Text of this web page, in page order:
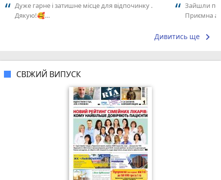
Дуже гарне і затишне місце для відпочинку .
Дякую!🥰…
Зайшли
Приємна
Дивитись ще keyboard_arrow_right
СВІЖИЙ ВИПУСК